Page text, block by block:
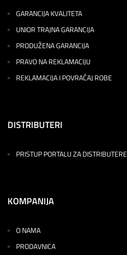
GARANCIJA KVALITETA
UNIOR TRAJNA GARANCIJA
PRODUŽENA GARANCIJA
PRAVO NA REKLAMACIJU
REKLAMACIJA I POVRAĆAJ ROBE
DISTRIBUTERI
PRISTUP PORTALU ZA DISTRIBUTERE
KOMPANIJA
O NAMA
PRODAVNICA